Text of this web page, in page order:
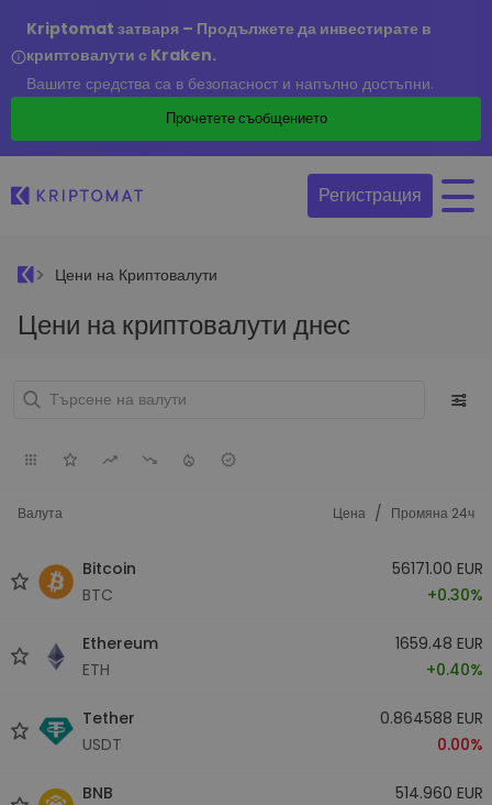
Kriptomat затваря – Продължете да инвестирате в
криптовалути с Kraken.
Вашите средства са в безопасност и напълно достъпни.
Прочетете съобщението
Регистрация
Цени на Криптовалути
Цени на криптовалути днес
Валута Цена / Промяна 24ч
Bitcoin
BTC
56171.00 EUR
+0.30%
Ethereum
ETH
1659.48 EUR
+0.40%
Tether
USDT
0.864588 EUR
0.00%
BNB
514.960 EUR